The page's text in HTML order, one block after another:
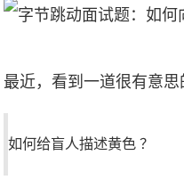
最近，看到一道很有意思
如何给盲人描述黄色 ？